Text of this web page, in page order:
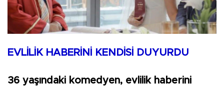
EVLİLİK HABERİNİ KENDİSİ DUYURDU
36 yaşındaki komedyen, evlilik haberini